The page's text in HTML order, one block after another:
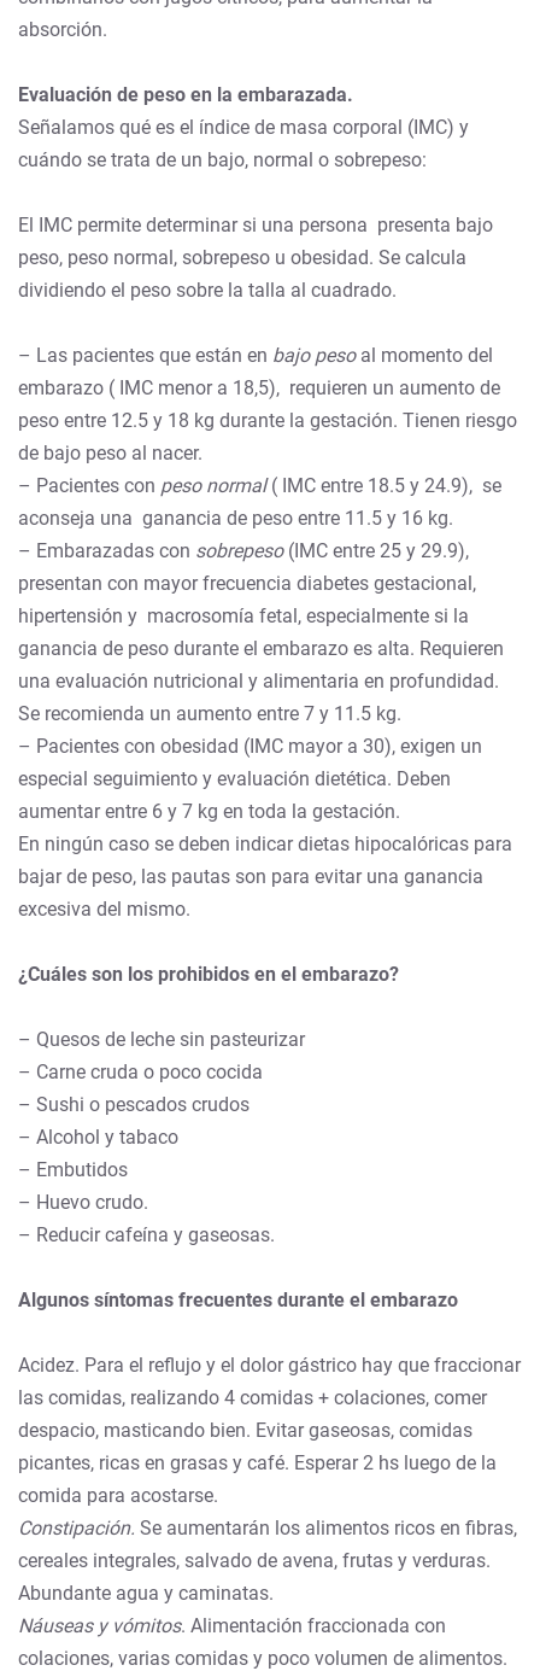
absorción.
Evaluación de peso en la embarazada.
Señalamos qué es el índice de masa corporal (IMC) y
cuándo se trata de un bajo, normal o sobrepeso:
El IMC permite determinar si una persona presenta bajo
peso, peso normal, sobrepeso u obesidad. Se calcula
dividiendo el peso sobre la talla al cuadrado.
– Las pacientes que están en bajo pesoal momento del
embarazo ( IMC menor a 18,5), requieren un aumento de
peso entre 12.5 y 18 kg durante la gestación. Tienen riesgo
de bajo peso al nacer.
– Pacientes con peso normal( IMC entre 18.5 y 24.9), se
aconseja una ganancia de peso entre 11.5 y 16 kg.
– Embarazadas con sobrepeso(IMC entre 25 y 29.9),
presentan con mayor frecuencia diabetes gestacional,
hipertensión y macrosomía fetal, especialmente si la
ganancia de peso durante el embarazo es alta. Requieren
una evaluación nutricional y alimentaria en profundidad.
Se recomienda un aumento entre 7 y 11.5 kg.
– Pacientes con obesidad (IMC mayor a 30), exigen un
especial seguimiento y evaluación dietética. Deben
aumentar entre 6 y 7 kg en toda la gestación.
En ningún caso se deben indicar dietas hipocalóricas para
bajar de peso, las pautas son para evitar una ganancia
excesiva del mismo.
¿Cuáles son los prohibidos en el embarazo?
– Quesos de leche sin pasteurizar
– Carne cruda o poco cocida
– Sushi o pescados crudos
– Alcohol y tabaco
– Embutidos
– Huevo crudo.
– Reducir cafeína y gaseosas.
Algunos síntomas frecuentes durante el embarazo
Acidez. Para el reflujo y el dolor gástrico hay que fraccionar
las comidas, realizando 4 comidas + colaciones, comer
despacio, masticando bien. Evitar gaseosas, comidas
picantes, ricas en grasas y café. Esperar 2 hs luego de la
comida para acostarse.
Constipación. Se aumentarán los alimentos ricos en fibras,
cereales integrales, salvado de avena, frutas y verduras.
Abundante agua y caminatas.
Náuseas y vómitos. Alimentación fraccionada con
colaciones, varias comidas y poco volumen de alimentos.